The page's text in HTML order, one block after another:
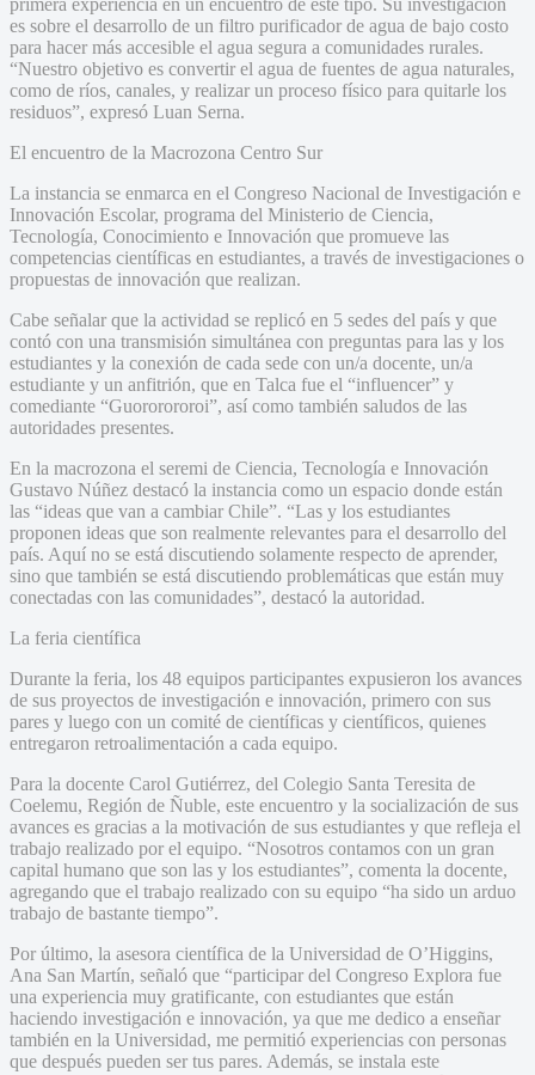
es sobre el desarrollo de un filtro purificador de agua de bajo costo
para hacer más accesible el agua segura a comunidades rurales.
“Nuestro objetivo es convertir el agua de fuentes de agua naturales,
como de ríos, canales, y realizar un proceso físico para quitarle los
residuos”, expresó Luan Serna.
El encuentro de la Macrozona Centro Sur
La instancia se enmarca en el Congreso Nacional de Investigación e
Innovación Escolar, programa del Ministerio de Ciencia,
Tecnología, Conocimiento e Innovación que promueve las
competencias científicas en estudiantes, a través de investigaciones o
propuestas de innovación que realizan.
Cabe señalar que la actividad se replicó en 5 sedes del país y que
contó con una transmisión simultánea con preguntas para las y los
estudiantes y la conexión de cada sede con un/a docente, un/a
estudiante y un anfitrión, que en Talca fue el “influencer” y
comediante “Guororororoi”, así como también saludos de las
autoridades presentes.
En la macrozona el seremi de Ciencia, Tecnología e Innovación
Gustavo Núñez destacó la instancia como un espacio donde están
las “ideas que van a cambiar Chile”. “Las y los estudiantes
proponen ideas que son realmente relevantes para el desarrollo del
país. Aquí no se está discutiendo solamente respecto de aprender,
sino que también se está discutiendo problemáticas que están muy
conectadas con las comunidades”, destacó la autoridad.
La feria científica
Durante la feria, los 48 equipos participantes expusieron los avances
de sus proyectos de investigación e innovación, primero con sus
pares y luego con un comité de científicas y científicos, quienes
entregaron retroalimentación a cada equipo.
Para la docente Carol Gutiérrez, del Colegio Santa Teresita de
Coelemu, Región de Ñuble, este encuentro y la socialización de sus
avances es gracias a la motivación de sus estudiantes y que refleja el
trabajo realizado por el equipo. “Nosotros contamos con un gran
capital humano que son las y los estudiantes”, comenta la docente,
agregando que el trabajo realizado con su equipo “ha sido un arduo
trabajo de bastante tiempo”.
Por último, la asesora científica de la Universidad de O’Higgins,
Ana San Martín, señaló que “participar del Congreso Explora fue
una experiencia muy gratificante, con estudiantes que están
haciendo investigación e innovación, ya que me dedico a enseñar
también en la Universidad, me permitió experiencias con personas
que después pueden ser tus pares. Además, se instala este